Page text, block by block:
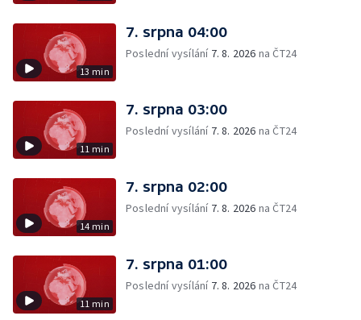
13 min
7. srpna 04:00
Poslední vysílání 7. 8. 2026 na ČT24
11 min
7. srpna 03:00
Poslední vysílání 7. 8. 2026 na ČT24
14 min
7. srpna 02:00
Poslední vysílání 7. 8. 2026 na ČT24
11 min
7. srpna 01:00
Poslední vysílání 7. 8. 2026 na ČT24